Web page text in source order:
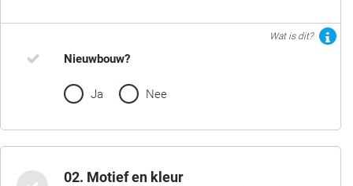
Wat is dit?
Nieuwbouw?
Ja Nee
02. Motief en kleur